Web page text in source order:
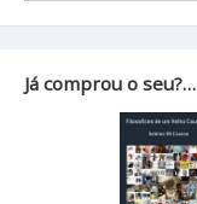
Já comprou o seu?…